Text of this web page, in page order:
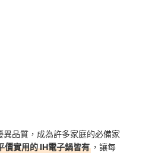
品質，成為許多家庭的必備家
價實用的 IH電子鍋皆有 ，讓每